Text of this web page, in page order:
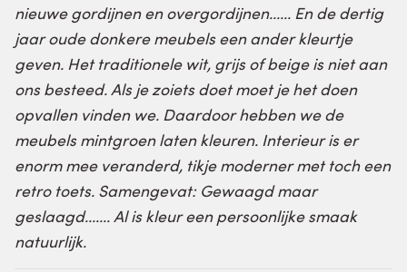
nieuwe gordijnen en overgordijnen...... En de dertig
jaar oude donkere meubels een ander kleurtje
geven. Het traditionele wit, grijs of beige is niet aan
ons besteed. Als je zoiets doet moet je het doen
opvallen vinden we. Daardoor hebben we de
meubels mintgroen laten kleuren. Interieur is er
enorm mee veranderd, tikje moderner met toch een
retro toets. Samengevat: Gewaagd maar
geslaagd....... Al is kleur een persoonlijke smaak
natuurlijk.